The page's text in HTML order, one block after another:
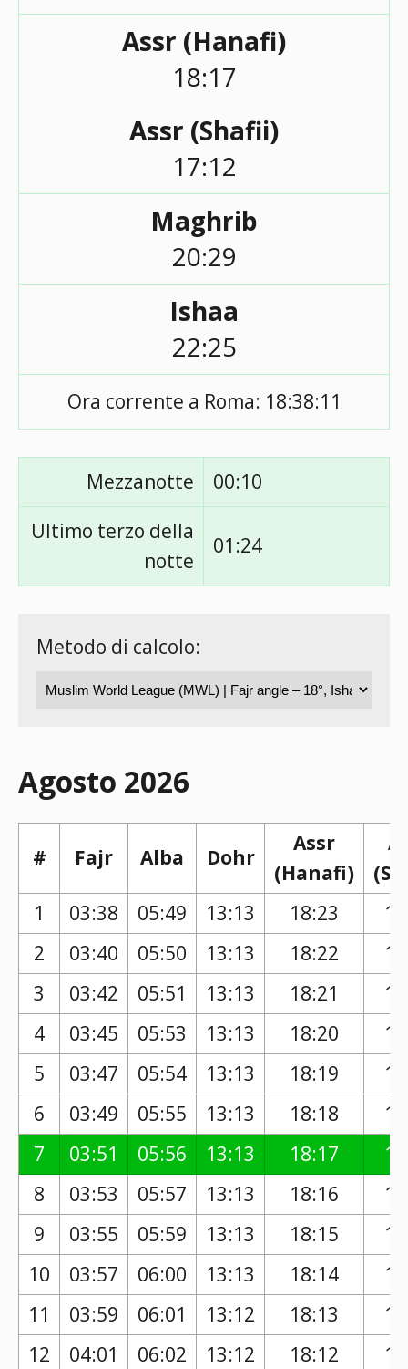
Assr (Hanafi)
18:17
Assr (Shafii)
17:12
Maghrib
20:29
Ishaa
22:25
Ora corrente a Roma: 18:38:11
Mezzanotte
00:10
Ultimo terzo della
notte
01:24
Metodo di calcolo:
Agosto 2026
# Fajr Alba Dohr
Assr
(Hanafi)
1
03:38 05:49 13:13 18:23
2
03:40 05:50 13:13 18:22
3
03:42 05:51 13:13 18:21
4
03:45 05:53 13:13 18:20
5
03:47 05:54 13:13 18:19
6
03:49 05:55 13:13 18:18
7
03:51 05:56 13:13 18:17
8
03:53 05:57 13:13 18:16
9
03:55 05:59 13:13 18:15
10
03:57 06:00 13:13 18:14
11
03:59 06:01 13:12 18:13
12
04:01 06:02 13:12 18:12